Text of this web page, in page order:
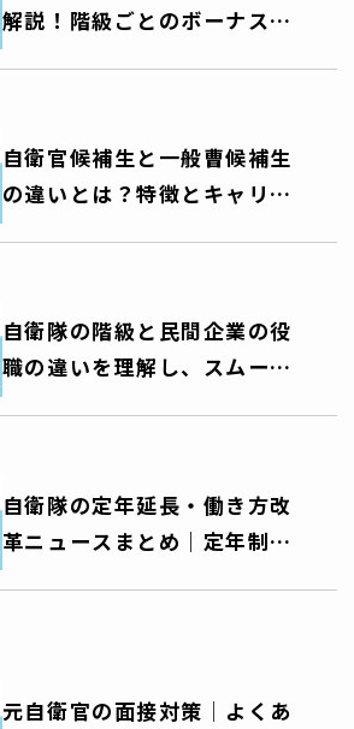
解説！階級ごとのボーナス額
一覧表つき
自衛官候補生と一般曹候補生
の違いとは？特徴とキャリア
パスを徹底解説！
自衛隊の階級と民間企業の役
職の違いを理解し、スムーズ
なキャリア転換を目指そう
自衛隊の定年延長・働き方改
革ニュースまとめ｜定年制度
の変更がキャリアに与えるイ
元自衛官の面接対策│よくあ